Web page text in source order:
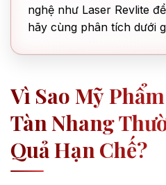
nghệ như Laser Revlite
hãy cùng phân tích dưới
Vì Sao Mỹ
Tàn Nhang
Quả Hạn Chế?